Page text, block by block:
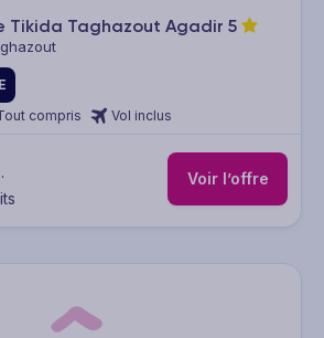
Tikida Taghazout Agadir 5
compris Vol inclus
Voir l’offre